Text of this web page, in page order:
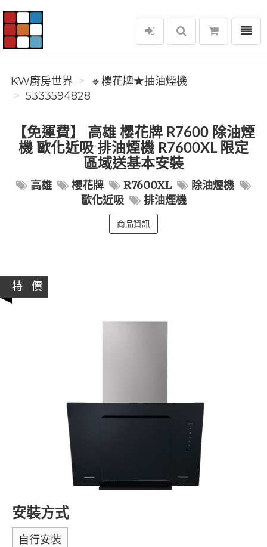
KW廚房世界
選單
KW廚房世界
🔹櫻花牌★抽油煙機
5333594828
【免運費】 高雄 櫻花牌 R7600 除油煙
機 歐化近吸 排油煙機 R7600XL 限定
區域送基本安裝
高雄 櫻花牌 R7600XL
除油煙機
歐化近吸
排油煙機
商品資訊
特 價
安裝方式
自行安裝